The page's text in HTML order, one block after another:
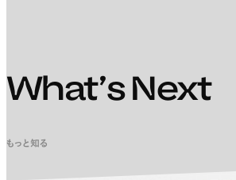
What’s Next
もっと知る